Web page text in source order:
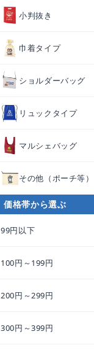
小判抜き
巾着タイプ
ショルダーバッグ
リュックタイプ
マルシェバッグ
その他（ポーチ等）
価格帯から選ぶ
99円以下
100円～199円
200円～299円
300円～399円